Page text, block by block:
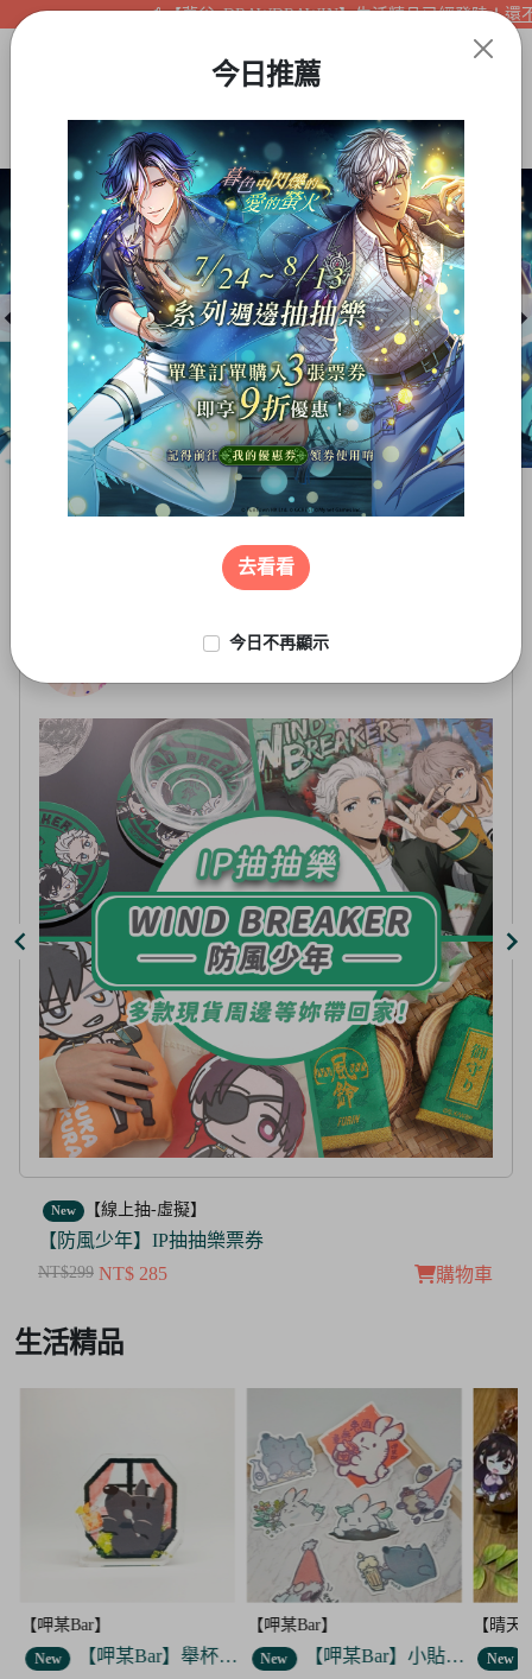
【夢谷xDRAWDRAWIN】生活精品已經登陸！還不
今日推薦
去看看
今日不再顯示 線上抽-虛擬
New 【線上抽-虛擬】
【茜色線上抽票券】限量周邊抽抽樂
NT$100 NT$ 50
購物車
3
生活精品
【呷某Bar】舉杯歐告款 飯友
【呷某Bar】
New 【呷某Bar】小貼紙 7入套組
【晴天咖啡館】
New 【晴天咖啡館】吊飾套組